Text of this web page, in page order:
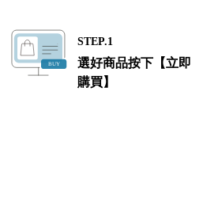
STEP.1
選好商品按下【立即
購買】